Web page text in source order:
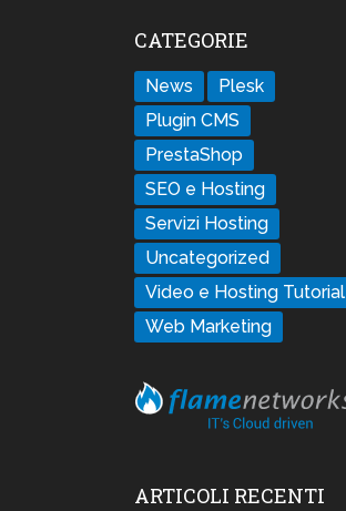
CATEGORIE
News
Plesk
Plugin CMS
PrestaShop
SEO e Hosting
Servizi Hosting
Uncategorized
Video e Hosting Tutorial
Web Marketing
ARTICOLI RECENTI